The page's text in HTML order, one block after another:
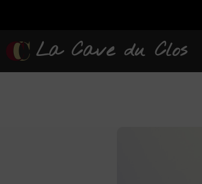
La Cave du Clos